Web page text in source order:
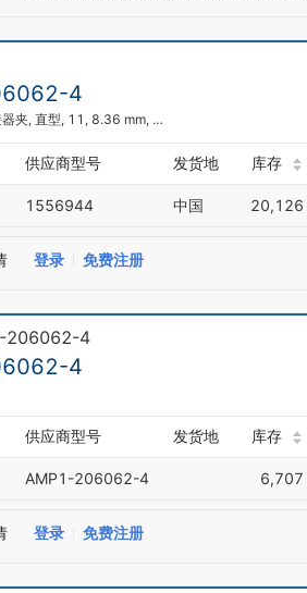
4
圆形连接器夹, 直型, 11, 8.36 mm, 热塑性树脂, CPC系列, CPC连接器
供应商型号 发货地 库存
1556944 中国 20,126
登录 免费注册
206062-4
4
供应商型号 发货地 库存
AMP1-206062-4 6,707
登录 免费注册